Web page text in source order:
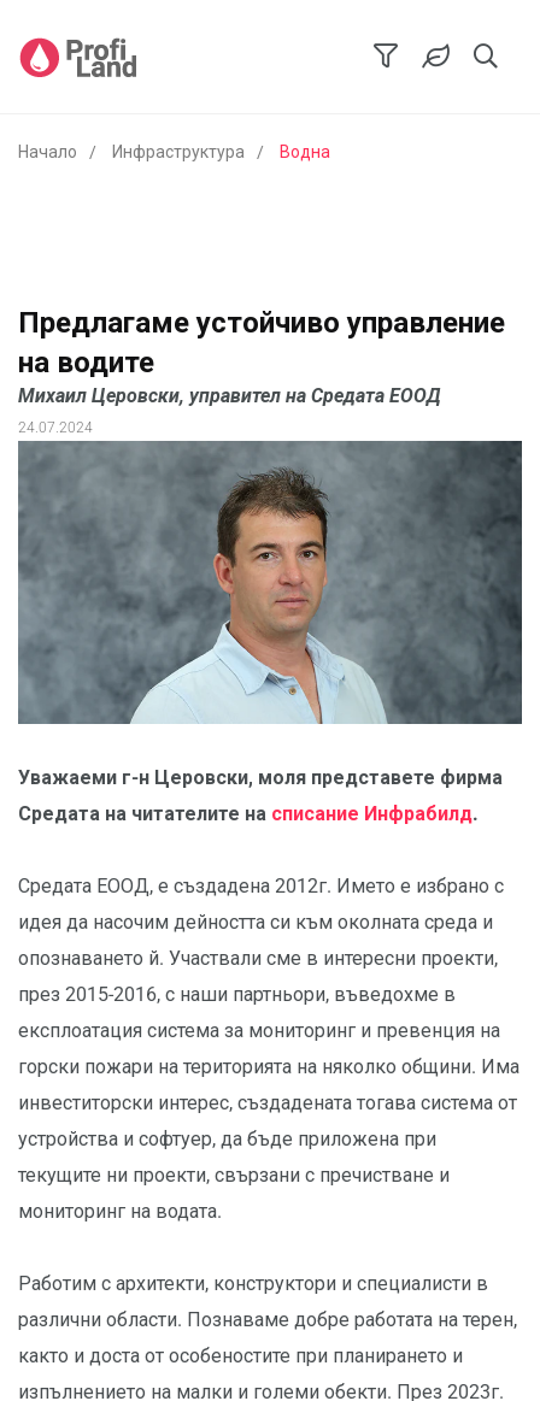
Начало Инфраструктура Водна
Предлагаме устойчиво управление
на водите
Михаил Церовски, управител на Средата ЕООД
24.07.2024
Уважаеми г-н Церовски, моля представете фирма
Средата на читателите на списание Инфрабилд.
Средата ЕООД, е създадена 2012г. Името е избрано с
идея да насочим дейността си към околната среда и
опознаването й. Участвали сме в интересни проекти,
през 2015-2016, с наши партньори, въведохме в
експлоатация система за мониторинг и превенция на
горски пожари на територията на няколко общини. Има
инвеститорски интерес, създадената тогава система от
устройства и софтуер, да бъде приложена при
текущите ни проекти, свързани с пречистване и
мониторинг на водата.
Работим с архитекти, конструктори и специалисти в
различни области. Познаваме добре работата на терен,
както и доста от особеностите при планирането и
изпълнението на малки и големи обекти. През 2023г.